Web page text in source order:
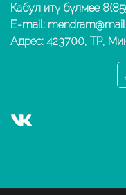
Кабул итү бүлмәсе
E-mail:
Адрес: 423700, ТР,